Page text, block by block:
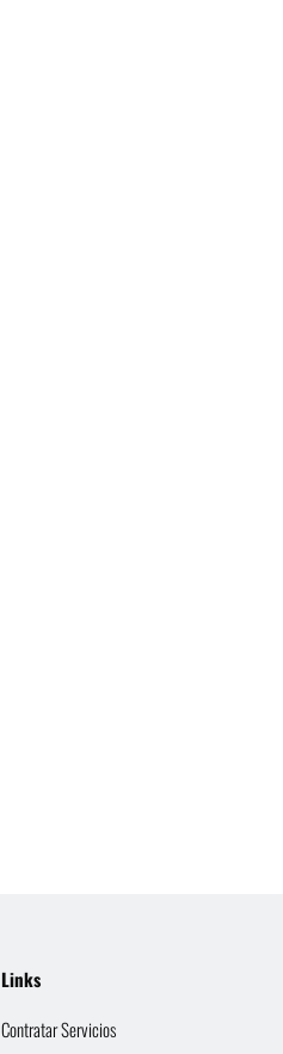
Links
Contratar Servicios